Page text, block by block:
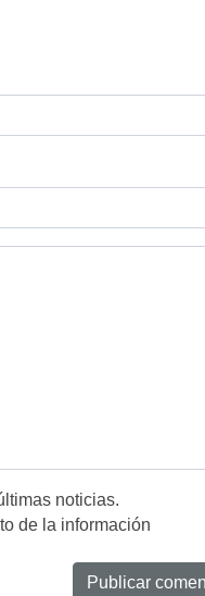
noticias.
de la información